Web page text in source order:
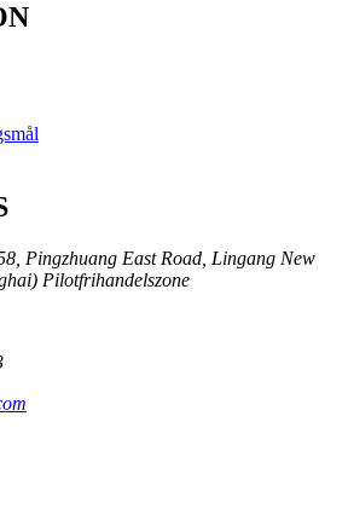
Pingzhuang East Road, Lingang New
Pilotfrihandelszone